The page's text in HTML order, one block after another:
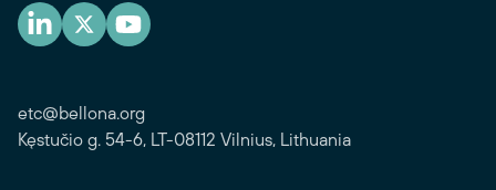
etc@bellona.org
Kęstučio g. 54-6, LT-08112 Vilnius, Lithuania